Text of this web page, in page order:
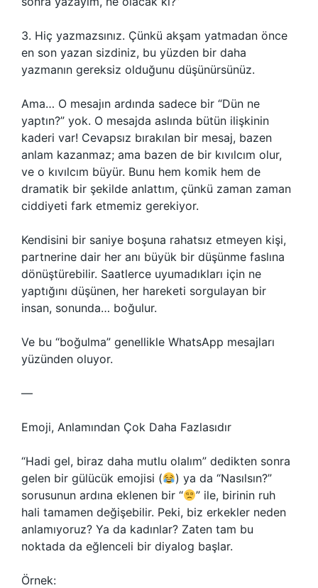
3. Hiç yazmazsınız. Çünkü akşam yatmadan önce
en son yazan sizdiniz, bu yüzden bir daha
yazmanın gereksiz olduğunu düşünürsünüz.
Ama… O mesajın ardında sadece bir “Dün ne
yaptın?” yok. O mesajda aslında bütün ilişkinin
kaderi var! Cevapsız bırakılan bir mesaj, bazen
anlam kazanmaz; ama bazen de bir kıvılcım olur,
ve o kıvılcım büyür. Bunu hem komik hem de
dramatik bir şekilde anlattım, çünkü zaman zaman
ciddiyeti fark etmemiz gerekiyor.
Kendisini bir saniye boşuna rahatsız etmeyen kişi,
partnerine dair her anı büyük bir düşünme faslına
dönüştürebilir. Saatlerce uyumadıkları için ne
yaptığını düşünen, her hareketi sorgulayan bir
insan, sonunda… boğulur.
Ve bu “boğulma” genellikle WhatsApp mesajları
yüzünden oluyor.
—
Emoji, Anlamından Çok Daha Fazlasıdır
“Hadi gel, biraz daha mutlu olalım” dedikten sonra
gelen bir gülücük emojisi (
) ya da “Nasılsın?”
sorusunun ardına eklenen bir “
” ile, birinin ruh
hali tamamen değişebilir. Peki, biz erkekler neden
anlamıyoruz? Ya da kadınlar? Zaten tam bu
noktada da eğlenceli bir diyalog başlar.
Örnek: